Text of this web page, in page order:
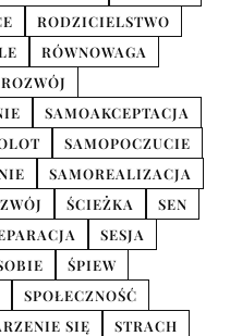
RODZICIELSTWO
RÓWNOWAGA
ROZWÓJ
SAMOAKCEPTACJA
SAMOPOCZUCIE
SAMOREALIZACJA
ŚCIEŻKA
SEN
SESJA
ŚPIEW
SPOŁECZNOŚĆ
SIĘ
STRACH